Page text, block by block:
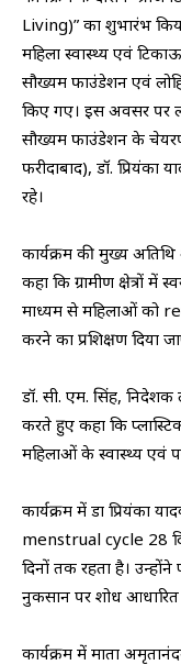
Living)” का शुभारंभ
महिला स्वास्थ्य एवं
सौख्यम फाउंडेशन एवं
किए गए। इस अवसर पर
सौख्यम फाउंडेशन के
फरीदाबाद), डॉ. प्रियंका
रहे।
कार्यक्रम की मुख्य
कहा कि ग्रामीण क्षेत्रों
माध्यम से महिलाओं को
करने का प्रशिक्षण दिया
डॉ. सी. एम. सिंह,
करते हुए कहा कि
महिलाओं के स्वास्थ्य एवं
कार्यक्रम में डा प्रियंका
menstrual cycle 28
दिनों तक रहता है। उन्होंने
नुकसान पर शोध आधारित
कार्यक्रम में माता